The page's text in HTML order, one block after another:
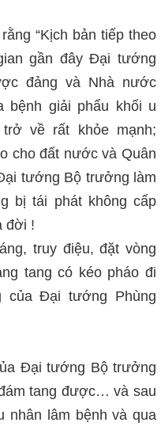
“Kịch bản tiếp theo
gần đây Đại tướng
đảng và Nhà nước
bệnh giải phẩu khối u
về rất khỏe mạnh;
cho đất nước và Quân
tướng Bộ trưởng làm
bị tái phát không cấp
đời !
truy điệu, đặt vòng
tang có kéo pháo đi
của Đại tướng Phùng
Đại tướng Bộ trưởng
tang được… và sau
nhân lâm bệnh và qua